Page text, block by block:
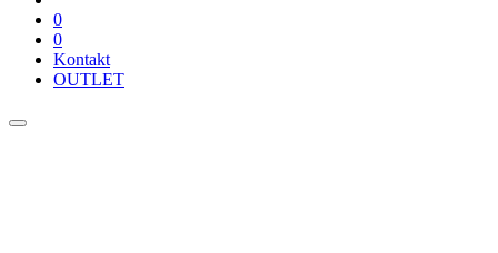
0
0
Kontakt
OUTLET